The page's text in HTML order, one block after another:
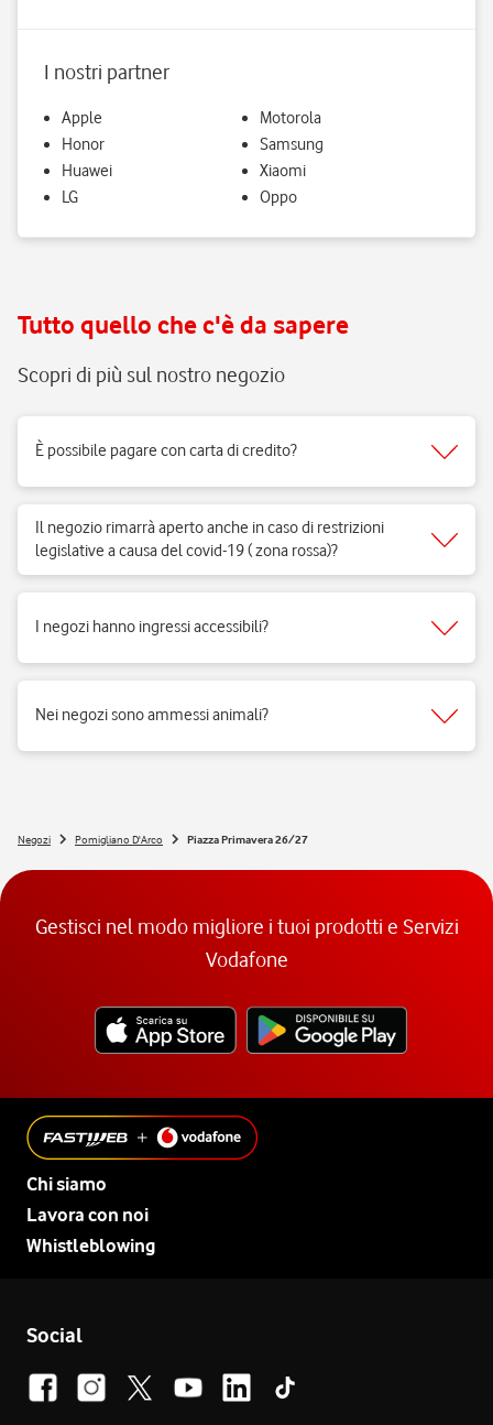
I nostri partner
Apple
Honor
Huawei
LG
Motorola
Samsung
Xiaomi
Oppo
Tutto quello che c'è da sapere
Scopri di più sul nostro negozio
È possibile pagare con carta di credito?
Il negozio rimarrà aperto anche in caso di restrizioni
legislative a causa del covid-19 ( zona rossa)?
I negozi hanno ingressi accessibili?
Nei negozi sono ammessi animali?
Negozi Pomigliano D'Arco Piazza Primavera 26/27
Gestisci nel modo migliore i tuoi prodotti e Servizi
Vodafone
Chi siamo
Lavora con noi
Whistleblowing
Social